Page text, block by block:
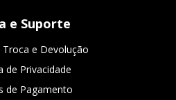
e Suporte
Troca e Devolução
de Privacidade
de Pagamento